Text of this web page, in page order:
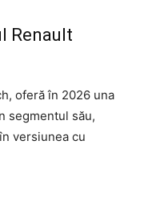
Renault
oferă în 2026 una
segmentul său,
versiunea cu